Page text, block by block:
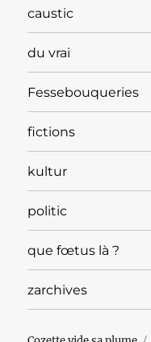
caustic
du vrai
Fessebouqueries
fictions
kultur
politic
que fœtus là ?
zarchives